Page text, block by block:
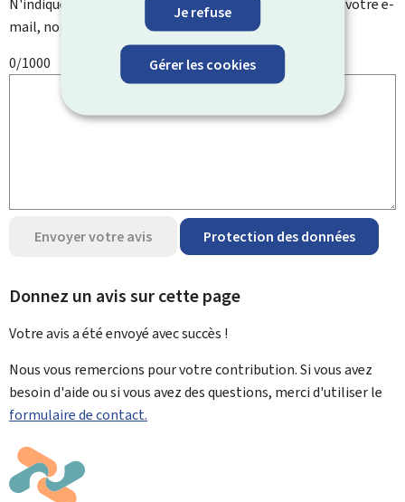
Je refuse
Gérer les cookies
N'indiquez pas d'informations personnelles telles que votre e-
mail, nom, numéro de téléphone, etc.
0/1000
Envoyer votre avis Protection des données
Donnez un avis sur cette page
Votre avis a été envoyé avecsuccès !
Nous vous remercions pour votre contribution. Si vous avez
besoin d'aide ou si vous avez des questions, merci d'utiliser le
formulaire de contact.